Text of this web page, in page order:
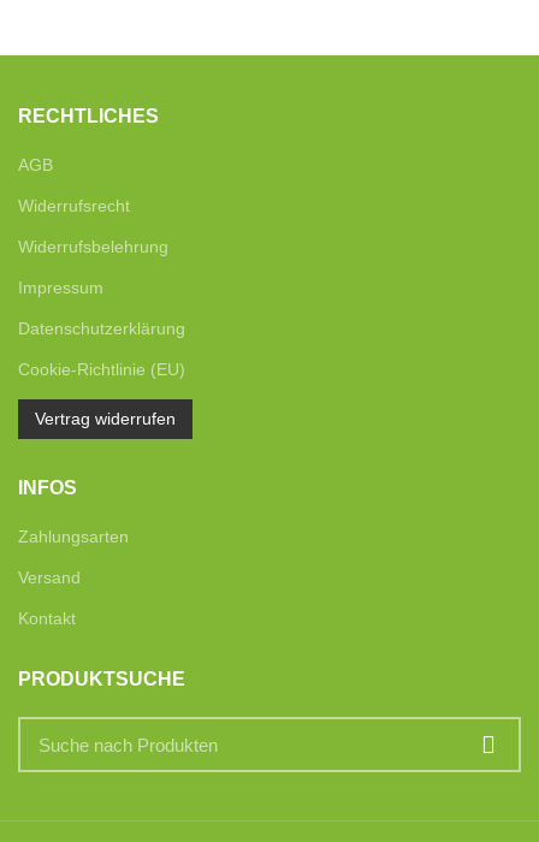
RECHTLICHES
AGB
Widerrufsrecht
Widerrufsbelehrung
Impressum
Datenschutzerklärung
Cookie-Richtlinie (EU)
Vertrag widerrufen
INFOS
Zahlungsarten
Versand
Kontakt
PRODUKTSUCHE